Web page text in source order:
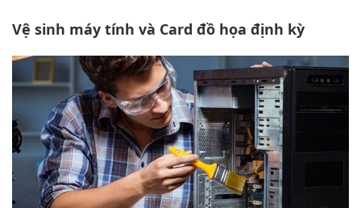
Vệ sinh máy tính và Card đồ họa định kỳ